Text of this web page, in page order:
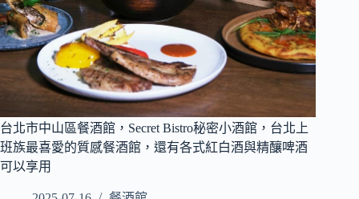
台北市中山區餐酒館，Secret Bistro秘密小酒館，台北上
班族最喜愛的質感餐酒館，還有各式紅白酒與精釀啤酒
可以享用